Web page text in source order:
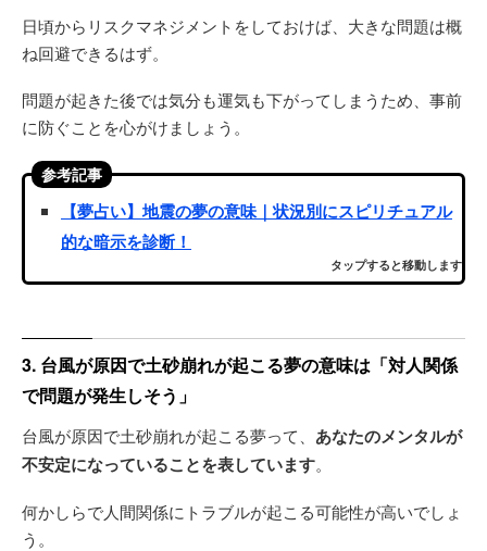
日頃からリスクマネジメントをしておけば、大きな問題は概
ね回避できるはず。
問題が起きた後では気分も運気も下がってしまうため、事前
に防ぐことを心がけましょう。
参考記事
【夢占い】地震の夢の意味｜状況別にスピリチュアル
的な暗示を診断！
タップすると移動します
3. 台風が原因で土砂崩れが起こる夢の意味は「対人関係
で問題が発生しそう」
台風が原因で土砂崩れが起こる夢って、 あなたのメンタルが
不安定になっていることを表しています。
何かしらで人間関係にトラブルが起こる可能性が高いでしょ
う。